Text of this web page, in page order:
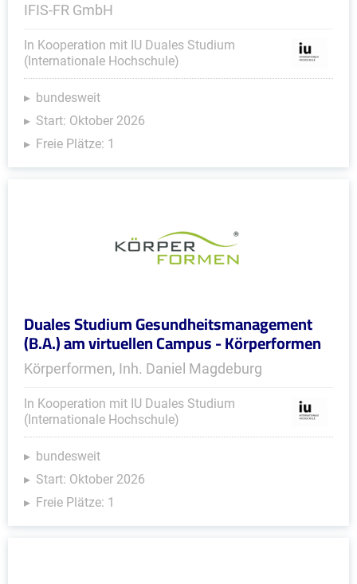
IFIS-FR GmbH
In Kooperation mit IU Duales Studium
(Internationale Hochschule)
bundesweit
Start: Oktober 2026
Freie Plätze: 1
Duales Studium Gesundheitsmanagement
(B.A.) am virtuellen Campus - Körperformen
Körperformen, Inh. Daniel Magdeburg
In Kooperation mit IU Duales Studium
(Internationale Hochschule)
bundesweit
Start: Oktober 2026
Freie Plätze: 1